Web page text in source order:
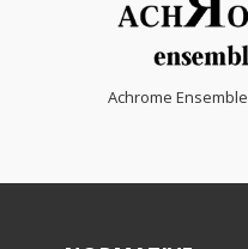
Achrome Ensemble